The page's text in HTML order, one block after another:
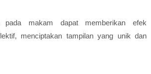
pada makam dapat memberikan efek
menciptakan tampilan yang unik dan